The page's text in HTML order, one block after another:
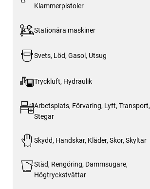
Klammerpistoler
Stationära maskiner
Svets, Löd, Gasol, Utsug
Tryckluft, Hydraulik
Arbetsplats, Förvaring, Lyft, Transport,
Stegar
Skydd, Handskar, Kläder, Skor, Skyltar
Städ, Rengöring, Dammsugare,
Högtryckstvättar